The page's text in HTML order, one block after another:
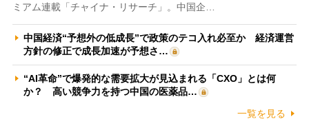
ミアム連載「チャイナ・リサーチ」。中国企…
中国経済“予想外の低成長”で政策のテコ入れ必至か 経済運営
方針の修正で成長加速が予想さ…
“AI革命”で爆発的な需要拡大が見込まれる「CXO」とは何
か？ 高い競争力を持つ中国の医薬品…
一覧を見る